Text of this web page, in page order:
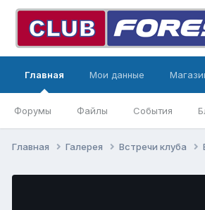
Главная
Форумы Файлы События
Мои данные
Главная Галерея Встречи клуба